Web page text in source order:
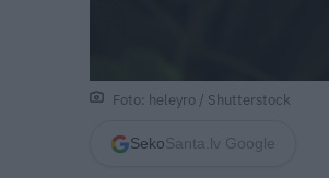
Foto: heleyro / Shutterstock
Seko Santa.lv Google